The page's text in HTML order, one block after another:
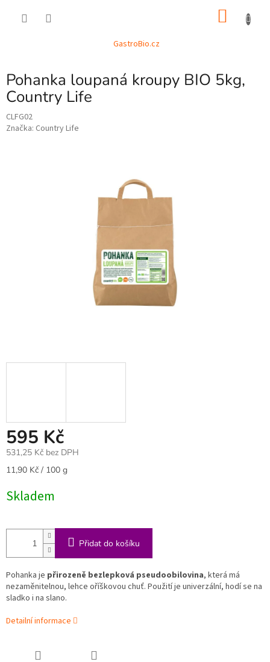
GastroBio.cz
Pohanka loupaná kroupy BIO 5kg,
Country Life
CLFG02
Značka: Country Life
595 Kč
531,25 Kč bez DPH
Měrná
11,90 Kč / 100 g
Skladem
Přidat do košíku
Pohanka je přirozeně bezlepková pseudoobilovina, která má
nezaměnitelnou, lehce oříškovou chuť. Použití je univerzální, hodí se na
sladko i na slano.
Detailní informace